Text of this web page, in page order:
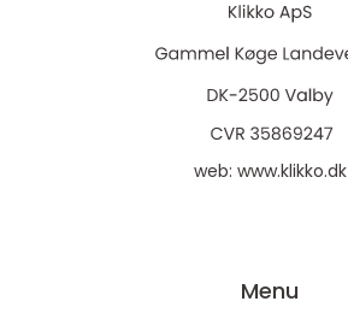
web: www.klikko.dk
Menu